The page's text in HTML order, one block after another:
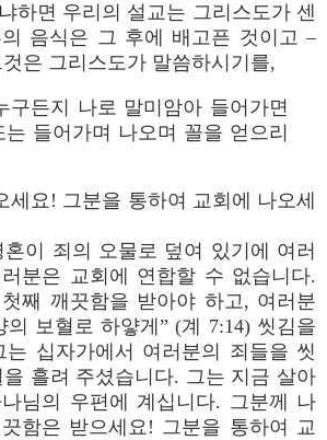
하면 우리의 설교는 그리스도가 센
음식은 그 후에 배고픈 것이고 –
은 그리스도가 말씀하시기를,
구든지 나로 말미암아 들어가면
들어가며 나오며 꼴을 얻으리
세요! 그분을 통하여 교회에 나오세
혼이 죄의 오물로 덮여 있기에 여러
분은 교회에 연합할 수 없습니다.
째 깨끗함을 받아야 하고, 여러분
의 보혈로 하얗게” (계 7:14) 씻김을
는 십자가에서 여러분의 죄들을 씻
흘려 주셨습니다. 그는 지금 살아
님의 우편에 계십니다. 그분께 나
함은 받으세요! 그분을 통하여 교